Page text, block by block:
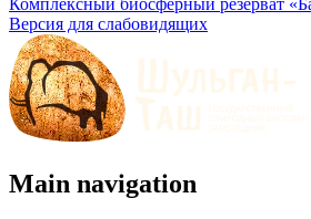
Версия для слабовидящих
Main navigation